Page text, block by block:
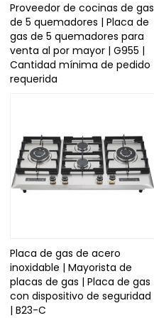
Proveedor de cocinas de gas
de 5 quemadores | Placa de
gas de 5 quemadores para
venta al por mayor | G955 |
Cantidad mínima de pedido
requerida
Placa de gas de acero
inoxidable | Mayorista de
placas de gas | Placa de gas
con dispositivo de seguridad
| B23-C